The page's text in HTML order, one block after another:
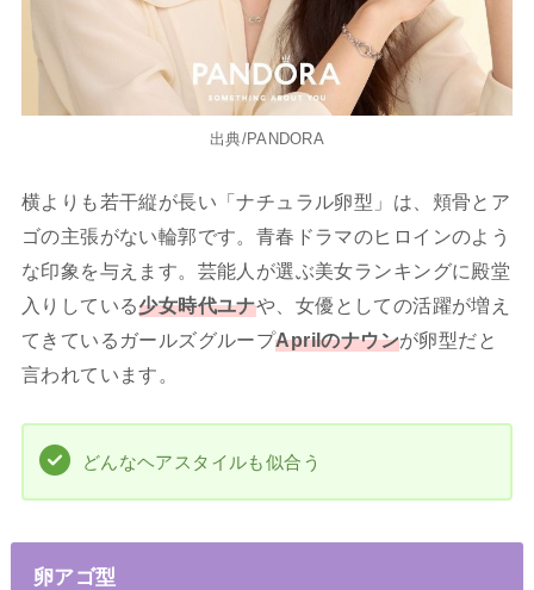
出典/PANDORA
横よりも若干縦が長い「ナチュラル卵型」は、頬骨とア
ゴの主張がない輪郭です。青春ドラマのヒロインのよう
な印象を与えます。芸能人が選ぶ美女ランキングに殿堂
入りしている少女時代ユナや、女優としての活躍が増え
てきているガールズグループAprilのナウンが卵型だと
言われています。
どんなヘアスタイルも似合う
卵アゴ型